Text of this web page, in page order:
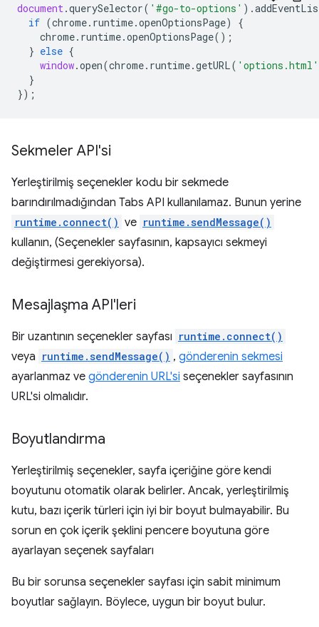
document .querySelector( '#go-to-options' ).
if (chrome. runtime.openOptionsPage)
{
chrome. runtime.openOptionsPage();
} else {
window.open(chrome. runtime.getURL( 'options.html'
}
});
Sekmeler API'si
Yerleştirilmiş seçenekler kodu bir sekmede
barındırılmadığından Tabs API kullanılamaz. Bunun yerine
runtime.connect() ve runtime.sendMessage()
kullanın, (Seçenekler sayfasının, kapsayıcı sekmeyi
değiştirmesi gerekiyorsa).
Mesajlaşma API'leri
Bir uzantının seçenekler sayfası runtime.connect()
veya runtime.sendMessage() , gönderenin sekmesi
ayarlanmaz ve gönderenin URL'si seçenekler sayfasının
URL'si olmalıdır.
Boyutlandırma
Yerleştirilmiş seçenekler, sayfa içeriğine göre kendi
boyutunu otomatik olarak belirler. Ancak, yerleştirilmiş
kutu, bazı içerik türleri için iyi bir boyut bulmayabilir. Bu
sorun en çok içerik şeklini pencere boyutuna göre
ayarlayan seçenek sayfaları
Bu bir sorunsa seçenekler sayfası için sabit minimum
boyutlar sağlayın. Böylece, uygun bir boyut bulur.